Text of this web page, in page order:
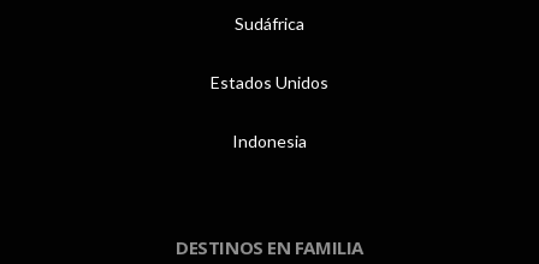
Sudáfrica
Estados Unidos
Indonesia
DESTINOS EN FAMILIA